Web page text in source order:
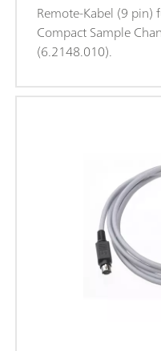
Remote-Kabel (9
Compact Sample
(6.2148.010).